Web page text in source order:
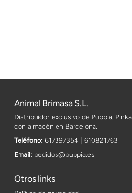
Animal Brimasa S.L.
Distribuidor exclusivo de Puppia,
con almacén en Barcelona.
Teléfono: 617397354 | 610821763
Email: pedidos@puppia.es
Otros links